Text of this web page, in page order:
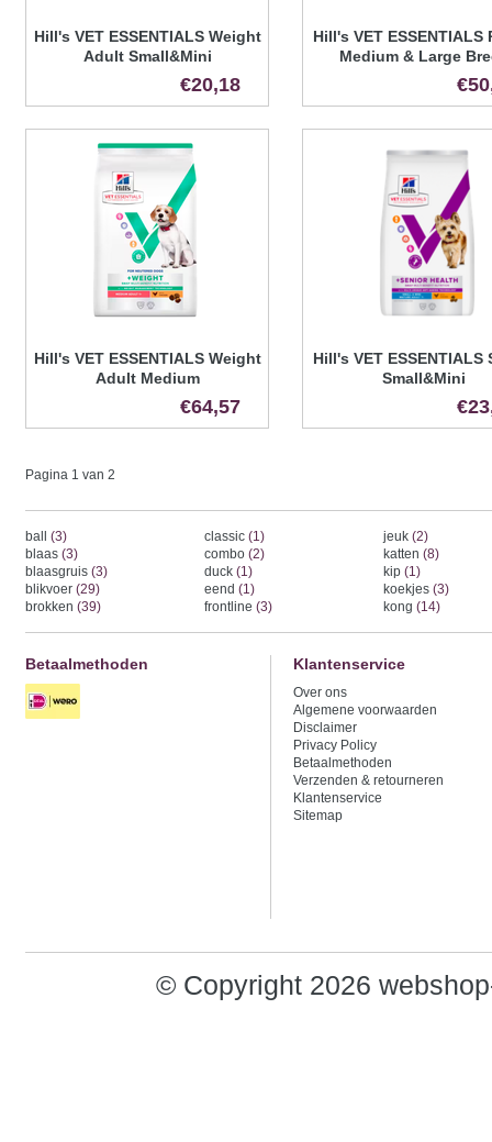
Hill's VET ESSENTIALS Weight
Adult Small&Mini
€20,18
Hill's VET ESSENTIALS
Medium & Large
Hill's VET ESSENTIALS Weight
Adult Medium
€64,57
Hill's VET ESSENTIALS
Small&Mini
Pagina 1 van 2
ball (3)
blaas (3)
blaasgruis (3)
blikvoer (29)
brokken (39)
classic (1)
combo (2)
duck (1)
eend (1)
frontline (3)
jeuk (2)
katten (8)
kip (1)
koekjes (3)
kong (14)
Betaalmethoden Klantenservice
Over ons
Algemene voorwaarden
Disclaimer
Privacy Policy
Betaalmethoden
Verzenden & retourneren
Klantenservice
Sitemap
© Copyright 2026